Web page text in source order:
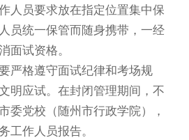
人员要求放在指定位置集中保
员统一保管而随身携带，一经
面试资格。
严格遵守面试纪律和考场规
明应试。在封闭管理期间，不
委党校（随州市行政学院），
工作人员报告。